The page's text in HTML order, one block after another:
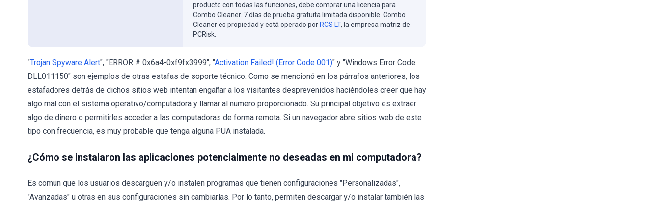
producto con todas las funciones, debe comprar una licencia para
Combo Cleaner. 7 días de prueba gratuita limitada disponible. Combo
Cleaner es propiedad y está operado por RCS LT, la empresa matriz de
PCRisk.
"Trojan Spyware Alert", "ERROR # 0x6a4-0xf9fx3999", "Activation Failed! (Error Code 001)" y "Windows Error Code:
DLL011150" son ejemplos de otras estafas de soporte técnico. Como se mencionó en los párrafos anteriores, los
estafadores detrás de dichos sitios web intentan engañar a los visitantes desprevenidos haciéndoles creer que hay
algo mal con el sistema operativo/computadora y llamar al número proporcionado. Su principal objetivo es extraer
algo de dinero o permitirles acceder a las computadoras de forma remota. Si un navegador abre sitios web de este
tipo con frecuencia, es muy probable que tenga alguna PUA instalada.
¿Cómo se instalaron las aplicaciones potencialmente no deseadas en mi computadora?
Es común que los usuarios descarguen y/o instalen programas que tienen configuraciones "Personalizadas",
"Avanzadas" u otras en sus configuraciones sin cambiarlas. Por lo tanto, permiten descargar y/o instalar también las